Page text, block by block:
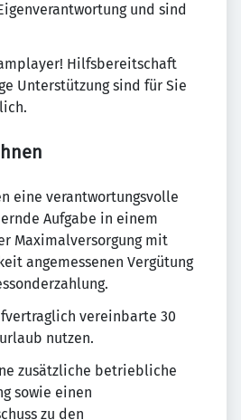
und sind
Hilfsbereitschaft
Unterstützung sind für Sie
eine verantwortungsvolle
Aufgabe in einem
Maximalversorgung mit
angemessenen Vergütung
vereinbarte 30
nutzen.
zusätzliche betriebliche
sowie einen
zu den